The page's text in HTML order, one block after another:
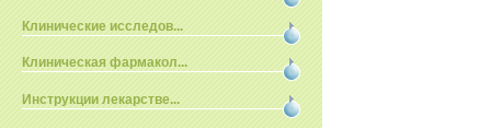
Клинические исследов...
Клиническая фармакол...
Инструкции лекарстве...